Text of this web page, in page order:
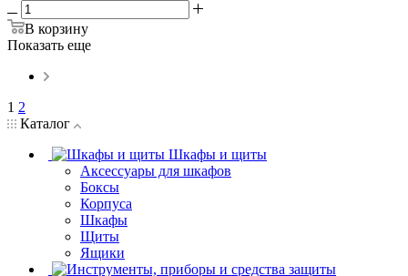
В корзину
Показать еще
1 2
Каталог
Шкафы и щиты
Аксессуары для шкафов
Боксы
Корпуса
Шкафы
Щиты
Ящики